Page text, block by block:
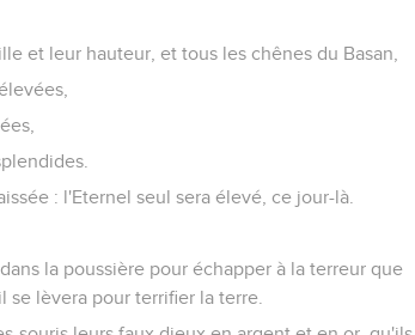
et leur hauteur, et tous les chênes du Basan,
: l'Eternel seul sera élevé, ce jour-là.
la poussière pour échapper à la terreur que
se lèvera pour terrifier la terre.